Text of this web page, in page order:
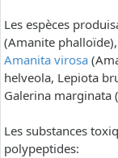
Les espèces
(Amanite phalloïde),
Amanita virosa
helveola, Lepiota
Galerina marginata
Les substances
polypeptides: